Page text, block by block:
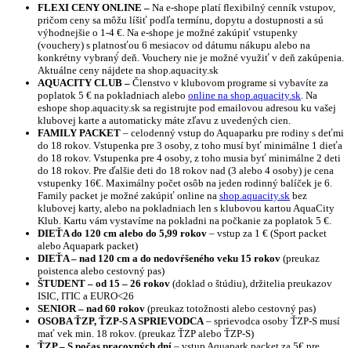
FLEXI CENY ONLINE – Na e-shope platí flexibilný cenník vstupov,
pričom ceny sa môžu líšiť podľa termínu, dopytu a dostupnosti a sú
výhodnejšie o 1-4 €. Na e-shope je možné zakúpiť vstupenky
(vouchery) s platnosťou 6 mesiacov od dátumu nákupu alebo na
konkrétny vybraný́ deň. Vouchery nie je možné využiť v deň zakúpenia.
Aktuálne ceny nájdete na shop.aquacity.sk
AQUACITY CLUB – Členstvo v klubovom programe si vybavíte za
poplatok 5 € na pokladniach alebo online na shop.aquacity.sk . Na
eshope shop.aquacity.sk sa registrujte pod emailovou adresou ku vašej
klubovej karte a automaticky máte zľavu z uvedených cien.
FAMILY PACKET – celodenný vstup do Aquaparku pre rodiny s deťmi
do 18 rokov. Vstupenka pre 3 osoby, z toho musí byť minimálne 1 dieťa
do 18 rokov. Vstupenka pre 4 osoby, z toho musia byť minimálne 2 deti
do 18 rokov. Pre ďalšie deti do 18 rokov nad (3 alebo 4 osoby) je cena
vstupenky 16€. Maximálny počet osôb na jeden rodinný balíček je 6.
Family packet je možné zakúpiť online na shop.aquacity.sk bez
klubovej karty, alebo na pokladniach len s klubovou kartou AquaCity
Klub. Kartu vám vystavíme na pokladni na počkanie za poplatok 5 €.
DIEŤA do 120 cm alebo do 5,99 rokov – vstup za 1 € (Sport packet
alebo Aquapark packet)
DIEŤA – nad 120 cm a do nedovŕšeného veku 15 rokov (preukaz
poistenca alebo cestovný pas)
ŠTUDENT – od 15 – 26 rokov (doklad o štúdiu), držitelia preukazov
ISIC, ITIC a EURO<26
SENIOR – nad 60 rokov (preukaz totožnosti alebo cestovný pas)
OSOBA ŤZP, ŤZP-S A SPRIEVODCA – sprievodca osoby ŤZP-S musí
mať vek min. 18 rokov. (preukaz ŤZP alebo ŤZP-S)